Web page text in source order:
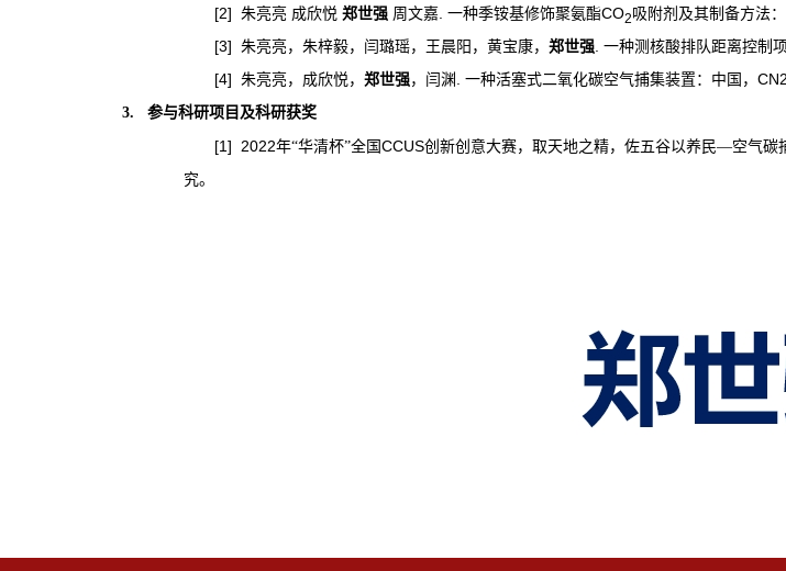
[2] 朱亮亮 成欣悦 郑世强 周文嘉 一种季铵基修饰聚氨酯CO2吸附剂及其制备方法：
[3] 朱亮亮，朱梓毅，闫璐瑶，王晨阳，黄宝康， 郑世强 一种测核酸排队距离控制
[4] 朱亮亮，成欣悦， 郑世强，闫渊 一种活塞式二氧化碳空气捕集装置：中国，
3.
参与科研项目及科研获奖
[1]
2022年“华清杯”全国CCUS创新创意大赛，取天地之精，佐五谷以养民—空气碳
究。